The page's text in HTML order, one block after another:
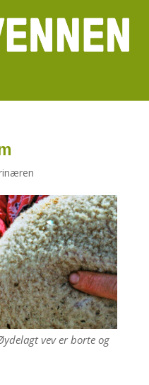
vev er borte og